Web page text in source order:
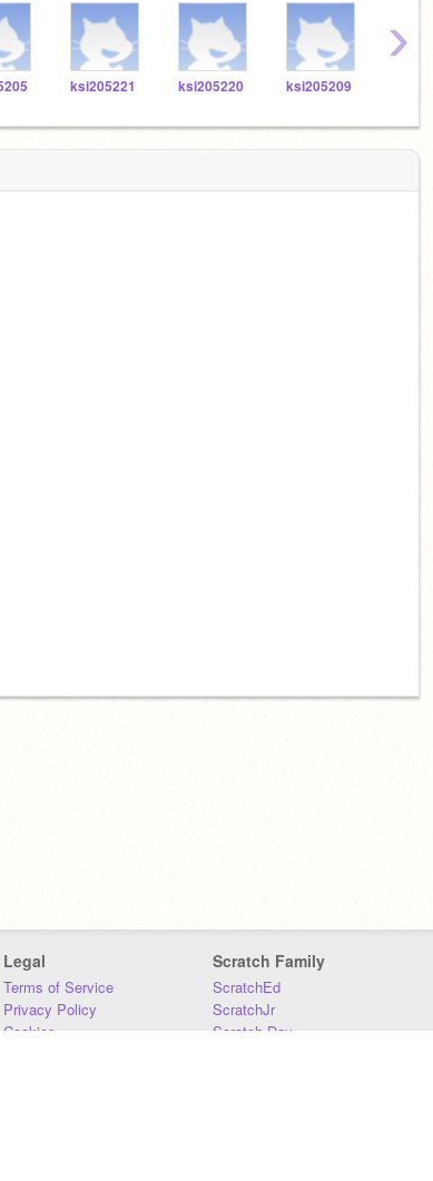
ksi205221 ksi205220 ksi205209
›
Legal
Terms of Service
Privacy Policy
Cookies
Scratch Family
ScratchEd
ScratchJr
Scratch Day